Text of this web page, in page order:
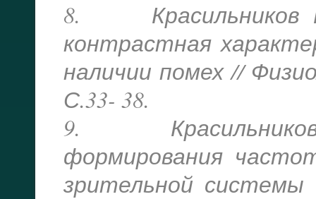
8. Красильников
контрастная
наличии помех //
С.33- 38.
9.
формирования
зрительной